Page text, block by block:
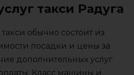
такси Радуга
обычно состоит из
посадки и цены за
дополнительных услуг
Класс машины и